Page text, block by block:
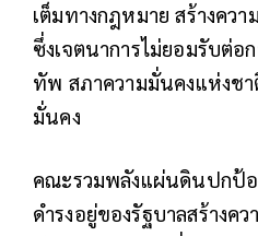
เต็มทางกฎหมาย สร้างคว
ซึ่งเจตนาการไม่ยอมรับต่
ทัพ สภาความมั่นคงแห่งช
มั่นคง
คณะรวมพลังแผ่นดินปกป้อ
ดำรงอยู่ของรัฐบาลสร้างค